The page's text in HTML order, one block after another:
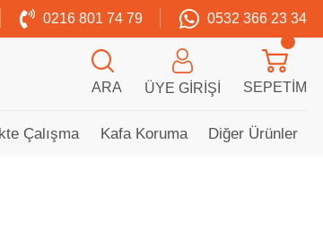
0216 801 74 79 0532 366 23 34
ARA ÜYE GIRIŞI SEPETIM
Çalışma Kafa Koruma Diğer Ürünler